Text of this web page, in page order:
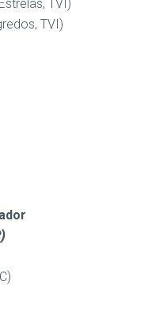
TVI)
TVI)